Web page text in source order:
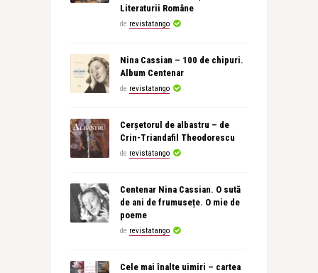
Literaturii Române
de revistatango
Nina Cassian – 100 de chipuri.
Album Centenar
de revistatango
Cerșetorul de albastru – de
Crin-Triandafil Theodorescu
de revistatango
Centenar Nina Cassian. O sută
de ani de frumusețe. O mie de
poeme
de revistatango
Cele mai înalte uimiri – cartea